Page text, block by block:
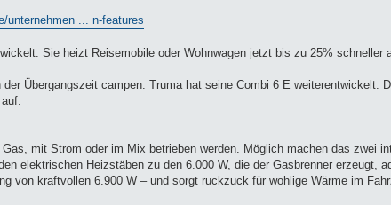
unternehmen ... n-features
Sie heizt Reisemobile oder Wohnwagen jetzt bis zu 25% schneller
Übergangszeit campen: Truma hat seine Combi 6 E weiterentwickelt.
mit Strom oder im Mix betrieben werden. Möglich machen das zwei
elektrischen Heizstäben zu den 6.000 W, die der Gasbrenner erzeugt,
von kraftvollen 6.900 W – und sorgt ruckzuck für wohlige Wärme im